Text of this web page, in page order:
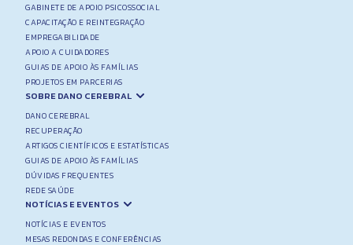
GABINETE DE APOIO PSICOSSOCIAL
CAPACITAÇÃO E REINTEGRAÇÃO
EMPREGABILIDADE
APOIO A CUIDADORES
GUIAS DE APOIO ÀS FAMÍLIAS
PROJETOS EM PARCERIAS
SOBRE DANO CEREBRAL
DANO CEREBRAL
RECUPERAÇÃO
ARTIGOS CIENTÍFICOS E ESTATÍSTICAS
GUIAS DE APOIO ÀS FAMÍLIAS
DÚVIDAS FREQUENTES
REDE SAÚDE
NOTÍCIAS E EVENTOS
NOTÍCIAS E EVENTOS
MESAS REDONDAS E CONFERÊNCIAS